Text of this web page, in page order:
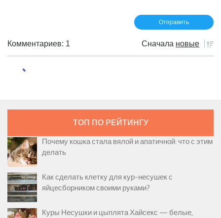
Комментариев: 1 Сначала новые
ТОП ПО РЕЙТИНГУ
Почему кошка стала вялой и апатичной: что с этим
делать
Как сделать клетку для кур-несушек с
яйцесборником своими руками?
Куры Несушки и цыплята Хайсекс — белые,